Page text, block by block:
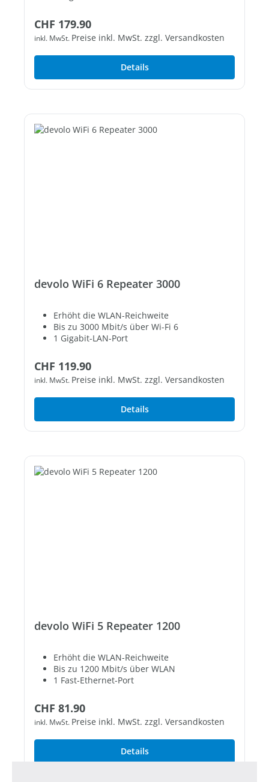
Regulärer Preis:
CHF 179.90
inkl. MwSt. Preise inkl. MwSt. zzgl. Versandkosten
Details
devolo WiFi 6 Repeater 3000
Erhöht die WLAN-Reichweite
Bis zu 3000 Mbit/s über Wi-Fi 6
1 Gigabit-LAN-Port
Regulärer Preis:
CHF 119.90
inkl. MwSt. Preise inkl. MwSt. zzgl. Versandkosten
Details
devolo WiFi 5 Repeater 1200
Erhöht die WLAN-Reichweite
Bis zu 1200 Mbit/s über WLAN
1 Fast-Ethernet-Port
Regulärer Preis:
CHF 81.90
inkl. MwSt. Preise inkl. MwSt. zzgl. Versandkosten
Details